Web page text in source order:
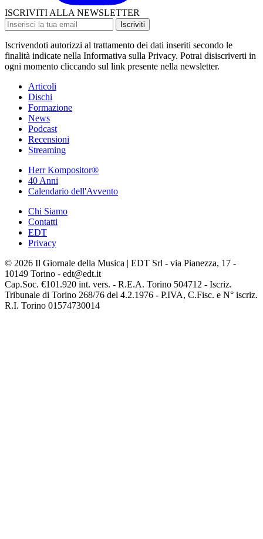
ISCRIVITI ALLA NEWSLETTER
Iscriviti
Iscrivendoti autorizzi al trattamento dei dati inseriti secondo le
finalità indicate nella Informativa sulla Privacy. Potrai disiscriverti in
ogni momento cliccando sul link presente nella newsletter.
Articoli
Dischi
Formazione
News
Podcast
Recensioni
Streaming
Herr Kompositor®
40 Anni
Calendario dell'Avvento
Chi Siamo
Contatti
EDT
Privacy
© 2026 Il Giornale della Musica | EDT Srl - via Pianezza, 17 -
10149 Torino - edt@edt.it
Cap.Soc. €101.920 int. vers. - R.E.A. Torino 504712 - Iscriz.
Tribunale di Torino 268/76 del 4.2.1976 - P.IVA, C.Fisc. e N° iscriz.
R.I. Torino 01574730014